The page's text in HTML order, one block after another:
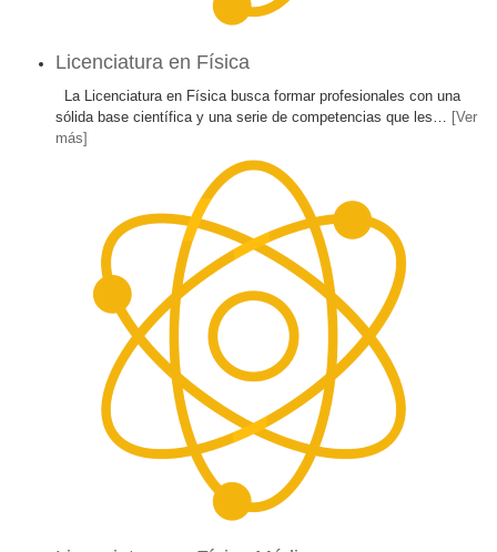
Licenciatura en Física
La Licenciatura en Física busca formar profesionales con una
sólida base científica y una serie de competencias que les
[Ver
más]